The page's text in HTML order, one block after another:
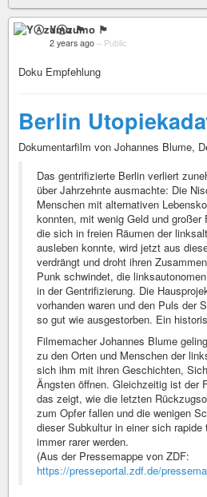
YⒶzumo 🏴
2 years ago – Public
Doku Empfehlung
Berlin
Dokumentarfilm von Johannes Blume,
Das gentrifizierte Berlin verliert
über Jahrzehnte ausmachte: Die
Menschen mit alternativen
konnten, mit wenig Geld und großer
die sich in freien Räumen der
ausleben konnte, wird jetzt aus
verdrängt und droht ihren
Punk schwindet, die
in der Gentrifizierung. Die
vorhanden waren und den Puls der
so gut wie ausgestorben. Ein
Filmemacher Johannes Blume
zu den Orten und Menschen der
sich ihm mit ihren Geschichten,
Ängsten öffnen. Gleichzeitig ist der
das zeigt, wie die letzten
zum Opfer fallen und die wenigen
dieser Subkultur in einer sich rapide
immer rarer werden.
(Aus der Pressemappe von ZDF:
https://presseportal.zdf.de/